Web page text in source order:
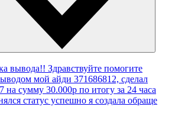
вывода!! Здравствуйте помогите
мой айди 371686812, сделал
на сумму 30.000р по итогу за 24 часа
статус успешно я создала обраще